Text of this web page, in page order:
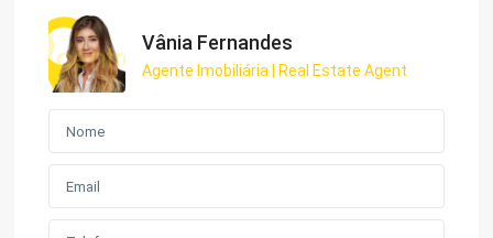
Vânia Fernandes
Agente Imobiliária | Real Estate Agent